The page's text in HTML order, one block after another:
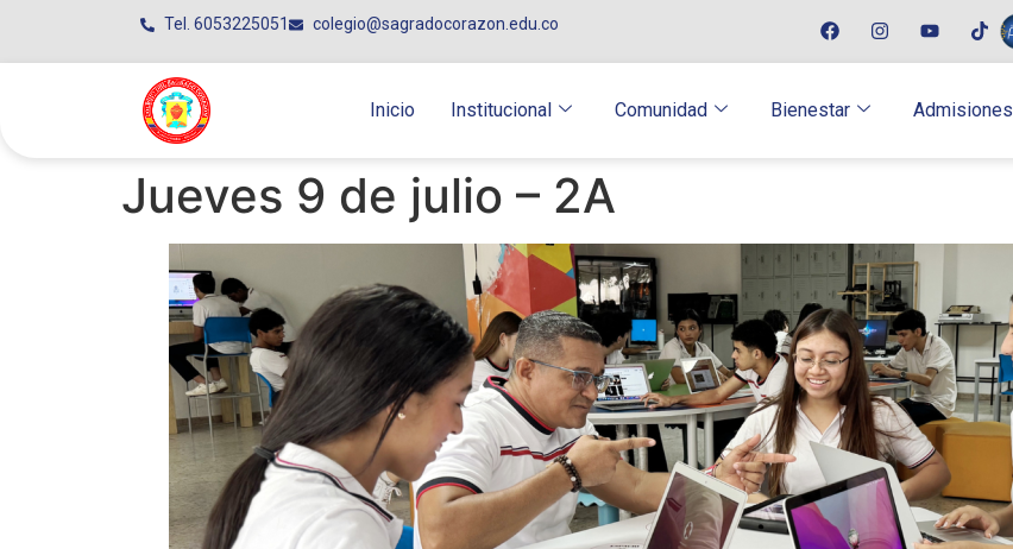
Tel. 6053225051 colegio@sagradocorazon.edu.co
Inicio Institucional Comunidad Bienestar Admisiones
Jueves 9 de julio – 2A